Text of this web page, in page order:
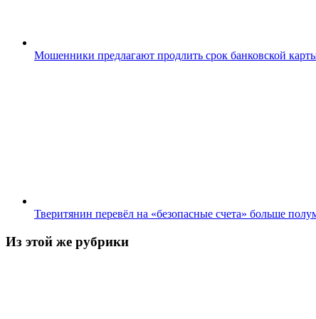
Мошенники предлагают продлить срок банковской
Тверитянин перевёл на «безопасные счета» больше
Из этой же рубрики